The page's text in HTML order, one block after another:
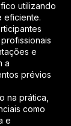
utilizando
eficiente.
e
a
prévios
na prática,
como
e